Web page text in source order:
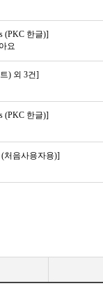
(PKC 한글)]
요
) 외 3건]
(PKC 한글)]
처음사용자용)]